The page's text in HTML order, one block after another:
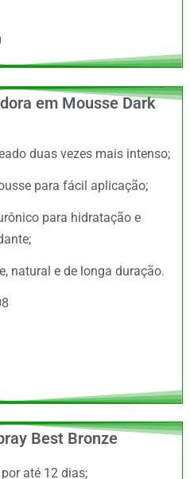
em Mousse Dark
duas vezes mais intenso;
para fácil aplicação;
para hidratação e
natural e de longa duração.
Best Bronze
até 12 dias;